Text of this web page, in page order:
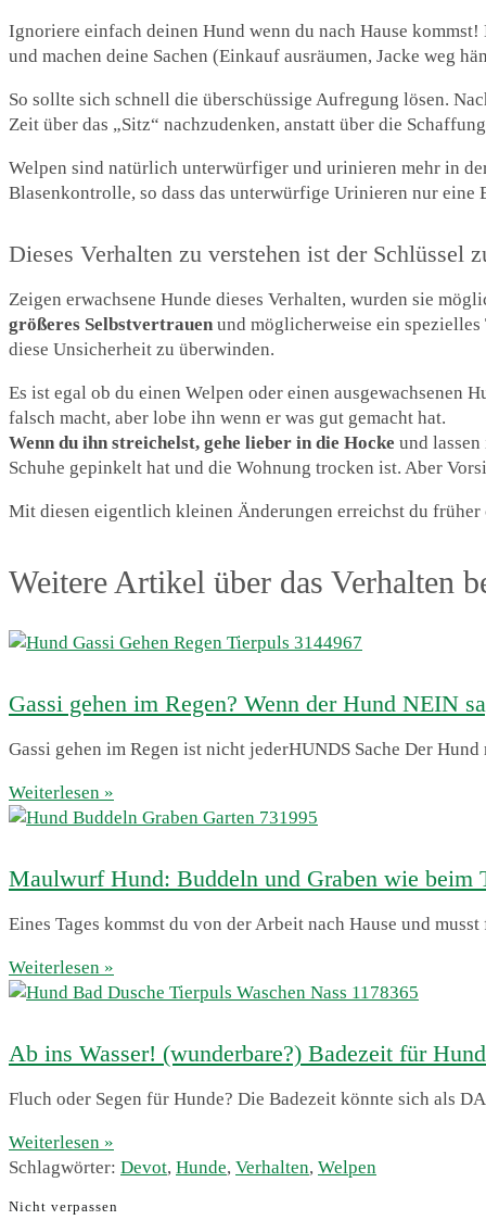
Ignoriere einfach deinen Hund wenn du nach Hause
und machen deine Sachen (Einkauf ausräumen, Jacke weg
So sollte sich schnell die überschüssige Aufregung lösen.
Zeit über das „Sitz“ nachzudenken, anstatt über die
Welpen sind natürlich unterwürfiger und urinieren mehr in
Blasenkontrolle, so dass das unterwürfige Urinieren nur eine
Dieses Verhalten zu verstehen ist der Schlüssel
Zeigen erwachsene Hunde dieses Verhalten, wurden sie
größeres Selbstvertrauen und möglicherweise ein
diese Unsicherheit zu überwinden.
Es ist egal ob du einen Welpen oder einen ausgewachsenen
falsch macht, aber lobe ihn wenn er was gut gemacht hat.
Wenn du ihn streichelst, gehe lieber in die Hocke und
Schuhe gepinkelt hat und die Wohnung trocken ist. Aber
Mit diesen eigentlich kleinen Änderungen erreichst du früher
Weitere Artikel über das Verhalten
Gassi gehen im Regen? Wenn der Hund NEIN
Gassi gehen im Regen ist nicht jederHUNDS Sache Der
Weiterlesen »
Maulwurf Hund: Buddeln und Graben wie beim
Eines Tages kommst du von der Arbeit nach Hause und
Weiterlesen »
Ab ins Wasser! (wunderbare?) Badezeit für
Fluch oder Segen für Hunde? Die Badezeit könnte sich als
Weiterlesen »
Schlagwörter: Devot, Hunde, Verhalten, Welpen
Nicht verpassen